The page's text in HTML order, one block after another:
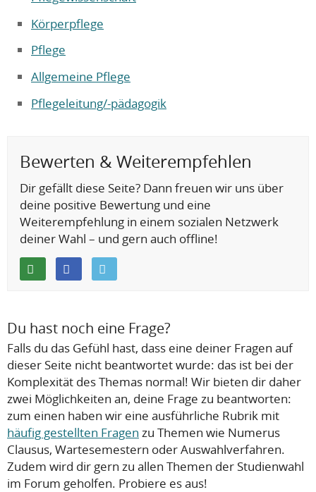
Körperpflege
Pflege
Allgemeine Pflege
Pflegeleitung/-pädagogik
Bewerten & Weiterempfehlen
Dir gefällt diese Seite? Dann freuen wir uns über
deine positive Bewertung und eine
Weiterempfehlung in einem sozialen Netzwerk
deiner Wahl – und gern auch offline!
Du hast noch eine Frage?
Falls du das Gefühl hast, dass eine deiner Fragen auf
dieser Seite nicht beantwortet wurde: das ist bei der
Komplexität des Themas normal! Wir bieten dir daher
zwei Möglichkeiten an, deine Frage zu beantworten:
zum einen haben wir eine ausführliche Rubrik mit
häufig gestellten Fragen zu Themen wie Numerus
Clausus, Wartesemestern oder Auswahlverfahren.
Zudem wird dir gern zu allen Themen der Studienwahl
im Forum geholfen. Probiere es aus!